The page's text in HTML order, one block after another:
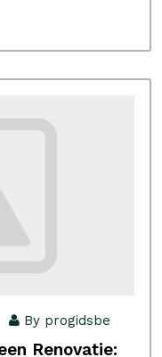
By progidsbe
Renovatie: